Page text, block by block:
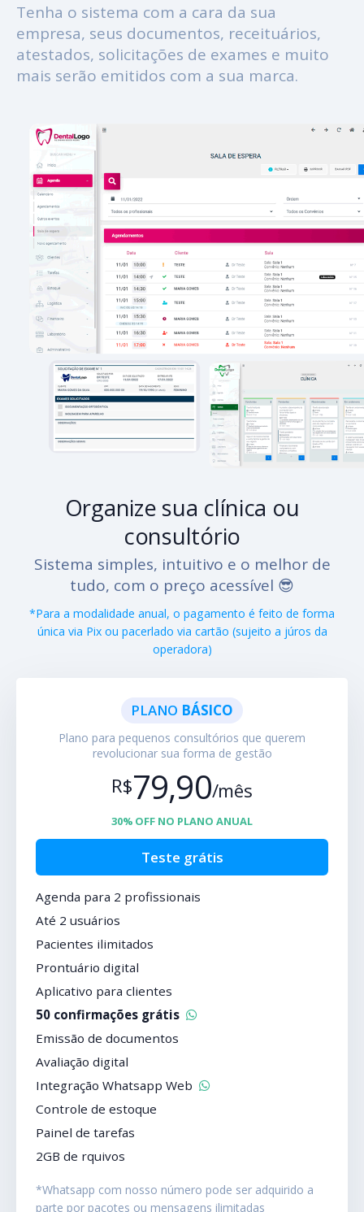
Tenha o sistema com a cara da sua
empresa, seus documentos, receituários,
atestados, solicitações de exames e muito
mais serão emitidos com a sua marca.
Organize sua clínica ou
consultório
Sistema simples, intuitivo e o melhor de
tudo, com o preço acessível 😎
*Para a modalidade anual, o pagamento é feito de forma
única via Pix ou pacerlado via cartão (sujeito a júros da
operadora)
PLANO BÁSICO
Plano para pequenos consultórios que querem
revolucionar sua forma de gestão
R$79,90/mês
30% OFF NO PLANO ANUAL
Teste grátis
Agenda para 2 profissionais
Até 2 usuários
Pacientes ilimitados
Prontuário digital
Aplicativo para clientes
50 confirmações grátis
Emissão de documentos
Avaliação digital
Integração Whatsapp Web
Controle de estoque
Painel de tarefas
2GB de rquivos
*Whatsapp com nosso número pode ser adquirido a
parte por pacotes ou mensagens ilimitadas